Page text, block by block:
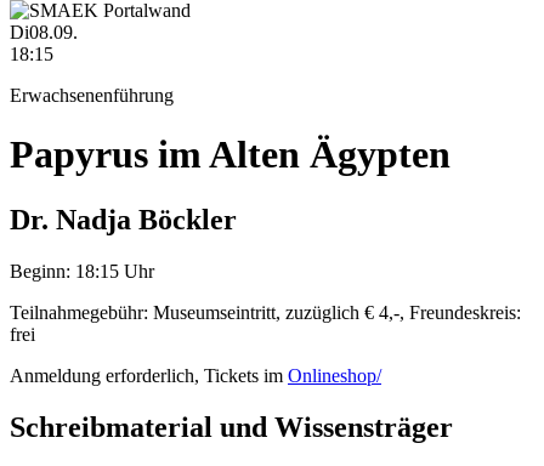
Di08.09.
18:15
Erwachsenenführung
Papyrus im Alten Ägypten
Dr. Nadja Böckler
Beginn: 18:15 Uhr
Teilnahmegebühr: Museumseintritt, zuzüglich € 4,-, Freundeskreis:
frei
Anmeldung erforderlich, Tickets im Onlineshop/
Schreibmaterial und Wissensträger